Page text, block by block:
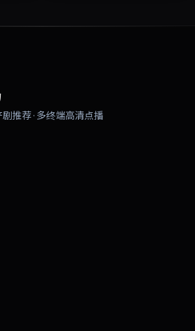
推荐 · 多终端高清点播